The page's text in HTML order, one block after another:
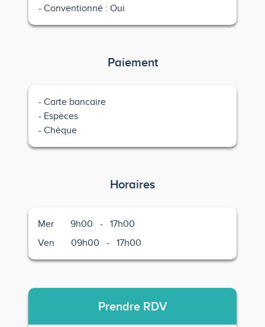
Conventionné : Oui
Paiement
Carte bancaire
Espèces
Chèque
Horaires
Mer 9h00 -
17h00
Ven
09h00 - 17h00
Prendre RDV